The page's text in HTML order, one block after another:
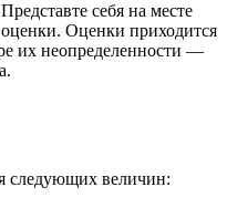
себя на месте
оценки. Оценки приходится
их неопределенности —
следующих величин: